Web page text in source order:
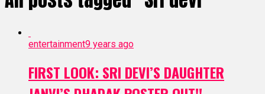
entertainment9 years ago
FIRST LOOK: SRI DEVI’S DAUGHTER